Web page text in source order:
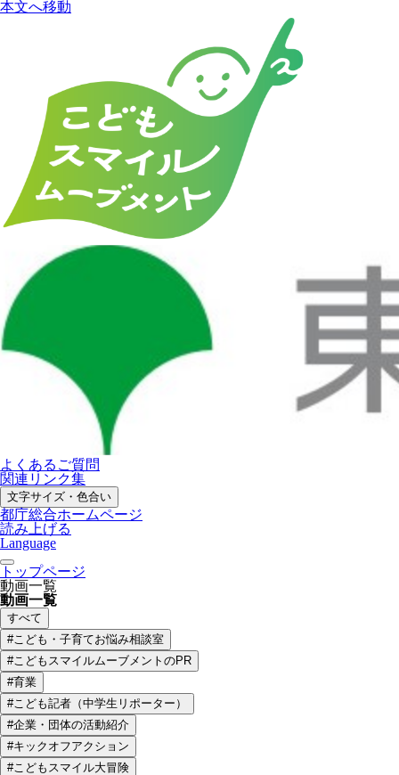
本文へ移動
よくあるご質問
関連リンク集
文字サイズ・色合い
都庁総合ホームページ
読み上げる
Language
トップページ
動画一覧
動画一覧
すべて
#こども・子育てお悩み相談室
#こどもスマイルムーブメントのPR
#育業
#こども記者（中学生リポーター）
#企業・団体の活動紹介
#キックオフアクション
#こどもスマイル大冒険